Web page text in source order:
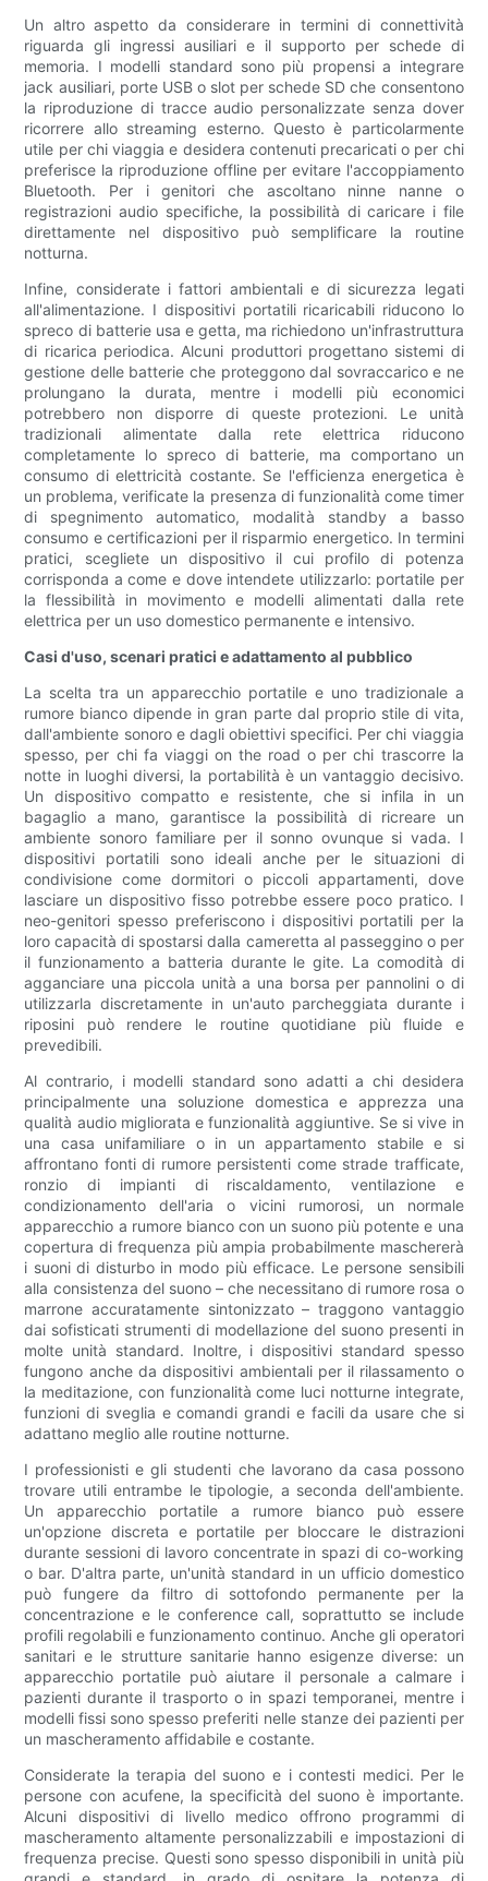
Un altro aspetto da considerare in termini di connettività
riguarda gli ingressi ausiliari e il supporto per schede di
memoria. I modelli standard sono più propensi a integrare
jack ausiliari, porte USB o slot per schede SD che consentono
la riproduzione di tracce audio personalizzate senza dover
ricorrere allo streaming esterno. Questo è particolarmente
utile per chi viaggia e desidera contenuti precaricati o per chi
preferisce la riproduzione offline per evitare l'accoppiamento
Bluetooth. Per i genitori che ascoltano ninne nanne o
registrazioni audio specifiche, la possibilità di caricare i file
direttamente nel dispositivo può semplificare la routine
notturna.
Infine, considerate i fattori ambientali e di sicurezza legati
all'alimentazione. I dispositivi portatili ricaricabili riducono lo
spreco di batterie usa e getta, ma richiedono un'infrastruttura
di ricarica periodica. Alcuni produttori progettano sistemi di
gestione delle batterie che proteggono dal sovraccarico e ne
prolungano la durata, mentre i modelli più economici
potrebbero non disporre di queste protezioni. Le unità
tradizionali alimentate dalla rete elettrica riducono
completamente lo spreco di batterie, ma comportano un
consumo di elettricità costante. Se l'efficienza energetica è
un problema, verificate la presenza di funzionalità come timer
di spegnimento automatico, modalità standby a basso
consumo e certificazioni per il risparmio energetico. In termini
pratici, scegliete un dispositivo il cui profilo di potenza
corrisponda a come e dove intendete utilizzarlo: portatile per
la flessibilità in movimento e modelli alimentati dalla rete
elettrica per un uso domestico permanente e intensivo.
Casi d'uso, scenari pratici e adattamento al pubblico
La scelta tra un apparecchio portatile e uno tradizionale a
rumore bianco dipende in gran parte dal proprio stile di vita,
dall'ambiente sonoro e dagli obiettivi specifici. Per chi viaggia
spesso, per chi fa viaggi on the road o per chi trascorre la
notte in luoghi diversi, la portabilità è un vantaggio decisivo.
Un dispositivo compatto e resistente, che si infila in un
bagaglio a mano, garantisce la possibilità di ricreare un
ambiente sonoro familiare per il sonno ovunque si vada. I
dispositivi portatili sono ideali anche per le situazioni di
condivisione come dormitori o piccoli appartamenti, dove
lasciare un dispositivo fisso potrebbe essere poco pratico. I
neo-genitori spesso preferiscono i dispositivi portatili per la
loro capacità di spostarsi dalla cameretta al passeggino o per
il funzionamento a batteria durante le gite. La comodità di
agganciare una piccola unità a una borsa per pannolini o di
utilizzarla discretamente in un'auto parcheggiata durante i
riposini può rendere le routine quotidiane più fluide e
prevedibili.
Al contrario, i modelli standard sono adatti a chi desidera
principalmente una soluzione domestica e apprezza una
qualità audio migliorata e funzionalità aggiuntive. Se si vive in
una casa unifamiliare o in un appartamento stabile e si
affrontano fonti di rumore persistenti come strade trafficate,
ronzio di impianti di riscaldamento, ventilazione e
condizionamento dell'aria o vicini rumorosi, un normale
apparecchio a rumore bianco con un suono più potente e una
copertura di frequenza più ampia probabilmente maschererà
i suoni di disturbo in modo più efficace. Le persone sensibili
alla consistenza del suono – che necessitano di rumore rosa o
marrone accuratamente sintonizzato – traggono vantaggio
dai sofisticati strumenti di modellazione del suono presenti in
molte unità standard. Inoltre, i dispositivi standard spesso
fungono anche da dispositivi ambientali per il rilassamento o
la meditazione, con funzionalità come luci notturne integrate,
funzioni di sveglia e comandi grandi e facili da usare che si
adattano meglio alle routine notturne.
I professionisti e gli studenti che lavorano da casa possono
trovare utili entrambe le tipologie, a seconda dell'ambiente.
Un apparecchio portatile a rumore bianco può essere
un'opzione discreta e portatile per bloccare le distrazioni
durante sessioni di lavoro concentrate in spazi di co-working
o bar. D'altra parte, un'unità standard in un ufficio domestico
può fungere da filtro di sottofondo permanente per la
concentrazione e le conference call, soprattutto se include
profili regolabili e funzionamento continuo. Anche gli operatori
sanitari e le strutture sanitarie hanno esigenze diverse: un
apparecchio portatile può aiutare il personale a calmare i
pazienti durante il trasporto o in spazi temporanei, mentre i
modelli fissi sono spesso preferiti nelle stanze dei pazienti per
un mascheramento affidabile e costante.
Considerate la terapia del suono e i contesti medici. Per le
persone con acufene, la specificità del suono è importante.
Alcuni dispositivi di livello medico offrono programmi di
mascheramento altamente personalizzabili e impostazioni di
frequenza precise. Questi sono spesso disponibili in unità più